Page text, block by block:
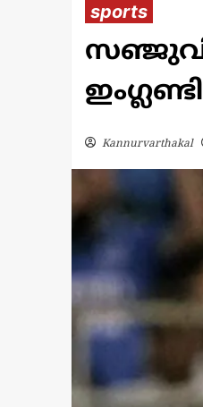
sports
Kannurvarthakal